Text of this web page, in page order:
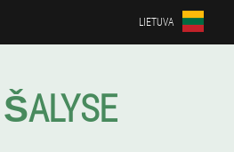
LIETUVA